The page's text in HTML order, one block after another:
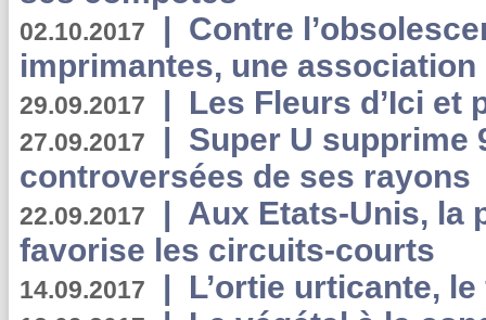
02.10.2017 | Contre
imprimantes, une
29.09.2017 | Les Fleurs d’Ici et
27.09.2017 | Super U supprime
controversées de ses rayons
22.09.2017 | Aux Etats-Unis, la
favorise les circuits-courts
14.09.2017 | L’ortie urticante,